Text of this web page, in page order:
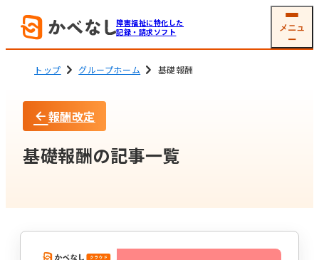
障害福祉に特化した
記録・請求ソフト
メニュ
ー
就労系サービス
生活介護
ソフトの機能
メール交付
トップ グループホーム 基礎報酬
報酬改定
基礎報酬の記事一覧